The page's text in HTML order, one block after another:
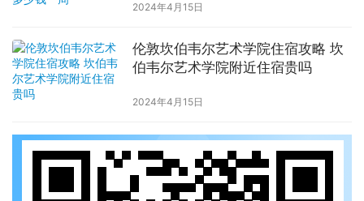
2024年4月15日
伦敦坎伯韦尔艺术学院住宿攻略 坎
伯韦尔艺术学院附近住宿贵吗
2024年4月15日